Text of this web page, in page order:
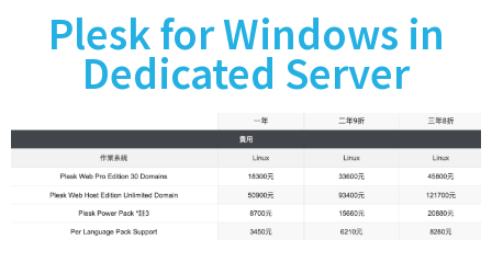
Plesk for Windows in
Dedicated Server